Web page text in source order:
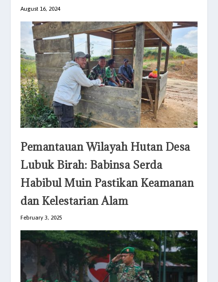
August 16, 2024
Pemantauan Wilayah Hutan Desa
Lubuk Birah: Babinsa Serda
Habibul Muin Pastikan Keamanan
dan Kelestarian Alam
February 3, 2025